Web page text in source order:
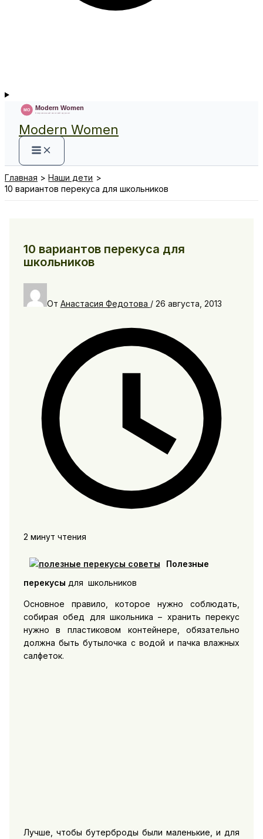
Modern Women
Главная
Наши дети
10 вариантов перекуса для школьников
10 вариантов перекуса для
школьников
От Анастасия Федотова / 26 августа, 2013
2 минут чтения
Полезные
перекусы для школьников
Основное правило, которое нужно соблюдать,
собирая обед для школьника – хранить перекус
нужно в пластиковом контейнере, обязательно
должна быть бутылочка с водой и пачка влажных
салфеток.
Лучше, чтобы бутерброды были маленькие, и для